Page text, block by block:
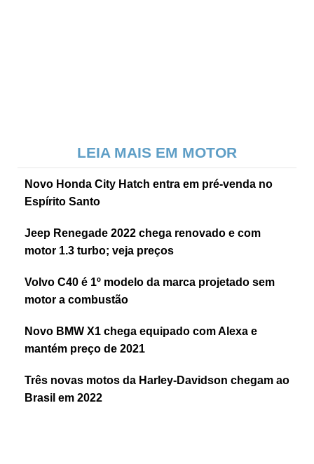
LEIA MAIS EM MOTOR
Novo Honda City Hatch entra em pré-venda no
Espírito Santo
Jeep Renegade 2022 chega renovado e com
motor 1.3 turbo; veja preços
Volvo C40 é 1º modelo da marca projetado sem
motor a combustão
Novo BMW X1 chega equipado com Alexa e
mantém preço de 2021
Três novas motos da Harley-Davidson chegam ao
Brasil em 2022